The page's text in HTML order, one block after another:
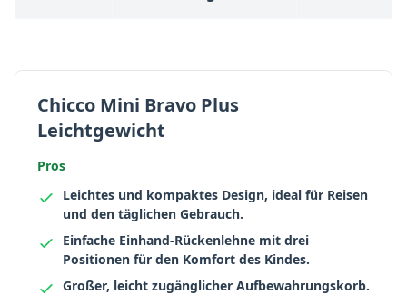
Chicco Mini Bravo Plus
Leichtgewicht
Pros
Leichtes und kompaktes Design, ideal für Reisen
und den täglichen Gebrauch.
Einfache Einhand-Rückenlehne mit drei
Positionen für den Komfort des Kindes.
Großer, leicht zugänglicher Aufbewahrungskorb.